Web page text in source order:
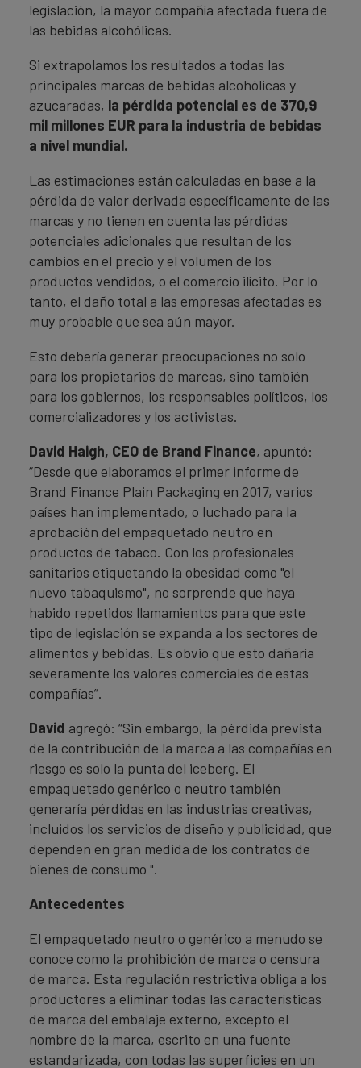
legislación, la mayor compañía afectada fuera de
las bebidas alcohólicas.
Si extrapolamos los resultados a todas las
principales marcas de bebidas alcohólicas y
azucaradas, la pérdida potencial es de 370,9
mil millones EUR para la industria de bebidas
a nivel mundial.
Las estimaciones están calculadas en base a la
pérdida de valor derivada específicamente de las
marcas y no tienen en cuenta las pérdidas
potenciales adicionales que resultan de los
cambios en el precio y el volumen de los
productos vendidos, o el comercio ilícito. Por lo
tanto, el daño total a las empresas afectadas es
muy probable que sea aún mayor.
Esto debería generar preocupaciones no solo
para los propietarios de marcas, sino también
para los gobiernos, los responsables políticos, los
comercializadores y los activistas.
David Haigh, CEO de Brand Finance, apuntó:
“Desde que elaboramos el primer informe de
Brand Finance Plain Packaging en 2017, varios
países han implementado, o luchado para la
aprobación del empaquetado neutro en
productos de tabaco. Con los profesionales
sanitarios etiquetando la obesidad como "el
nuevo tabaquismo", no sorprende que haya
habido repetidos llamamientos para que este
tipo de legislación se expanda a los sectores de
alimentos y bebidas. Es obvio que esto dañaría
severamente los valores comerciales de estas
compañías”.
David agregó: “Sin embargo, la pérdida prevista
de la contribución de la marca a las compañías en
riesgo es solo la punta del iceberg. El
empaquetado genérico o neutro también
generaría pérdidas en las industrias creativas,
incluidos los servicios de diseño y publicidad, que
dependen en gran medida de los contratos de
bienes de consumo ".
Antecedentes
El empaquetado neutro o genérico a menudo se
conoce como la prohibición de marca o censura
de marca. Esta regulación restrictiva obliga a los
productores a eliminar todas las características
de marca del embalaje externo, excepto el
nombre de la marca, escrito en una fuente
estandarizada, con todas las superficies en un